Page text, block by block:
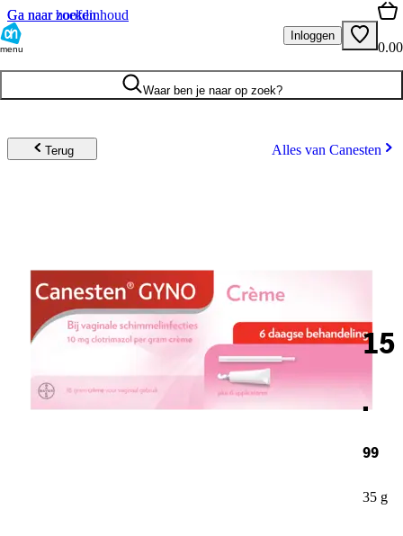
Ga naar hoofdinhoud
Ga naar zoeken
menu
Inloggen
0.00
Waar ben je naar op zoek?
Terug Alles van Canesten
15
.
99
35 g